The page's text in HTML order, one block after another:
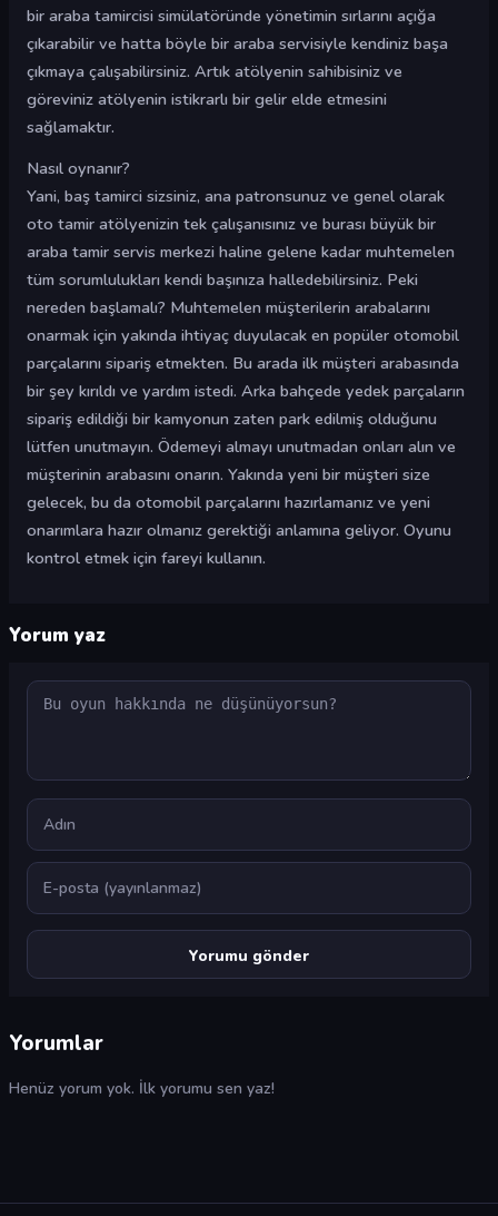
bir araba tamircisi simülatöründe yönetimin sırlarını açığa
çıkarabilir ve hatta böyle bir araba servisiyle kendiniz başa
çıkmaya çalışabilirsiniz. Artık atölyenin sahibisiniz ve
göreviniz atölyenin istikrarlı bir gelir elde etmesini
sağlamaktır.
Nasıl oynanır?
Yani, baş tamirci sizsiniz, ana patronsunuz ve genel olarak
oto tamir atölyenizin tek çalışanısınız ve burası büyük bir
araba tamir servis merkezi haline gelene kadar muhtemelen
tüm sorumlulukları kendi başınıza halledebilirsiniz. Peki
nereden başlamalı? Muhtemelen müşterilerin arabalarını
onarmak için yakında ihtiyaç duyulacak en popüler otomobil
parçalarını sipariş etmekten. Bu arada ilk müşteri arabasında
bir şey kırıldı ve yardım istedi. Arka bahçede yedek parçaların
sipariş edildiği bir kamyonun zaten park edilmiş olduğunu
lütfen unutmayın. Ödemeyi almayı unutmadan onları alın ve
müşterinin arabasını onarın. Yakında yeni bir müşteri size
gelecek, bu da otomobil parçalarını hazırlamanız ve yeni
onarımlara hazır olmanız gerektiği anlamına geliyor. Oyunu
kontrol etmek için fareyi kullanın.
Yorum yaz
Yorum
Ad
E-posta
Yorumlar
Henüz yorum yok. İlk yorumu sen yaz!